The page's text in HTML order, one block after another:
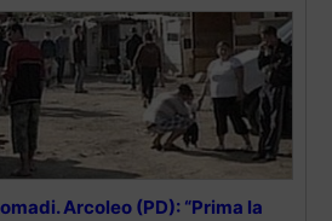
Arcoleo (PD): “Prima la